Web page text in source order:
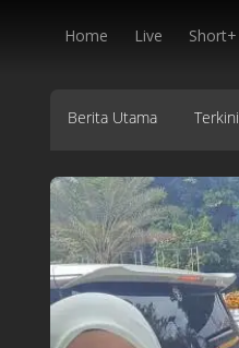
Home Live Short+
Berita Utama Terkini